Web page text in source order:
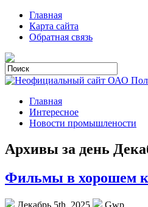
Главная
Карта сайта
Обратная связь
Главная
Интересное
Новости промышлености
Архивы за день
Фильмы в хорошем
Декабрь 5th, 2025
Gwp